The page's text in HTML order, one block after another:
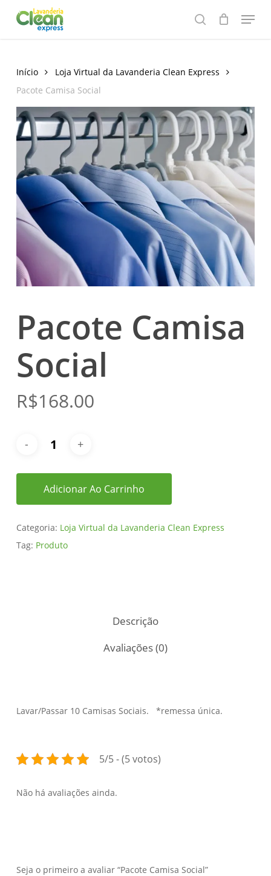
search
Menu
Início
Loja Virtual da Lavanderia Clean Express
Pacote Camisa Social
Pacote Camisa
Social
R$168.00
Adicionar Ao Carrinho
Categoria: Loja Virtual da Lavanderia Clean Express
Tag: Produto
Descrição
Avaliações (0)
Lavar/Passar 10 Camisas Sociais. *remessa única.
5/5 - (5 votos)
Não há avaliações ainda.
Seja o primeiro a avaliar “Pacote Camisa Social”